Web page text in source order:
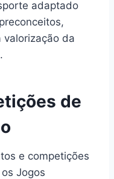
adaptado
valorização da
de
e competições
Jogos